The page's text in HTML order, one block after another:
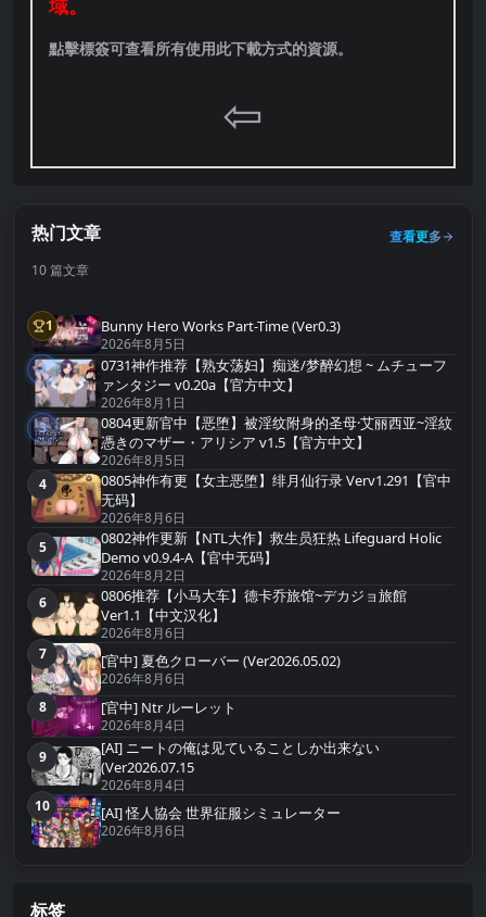
域。
點擊標簽可查看所有使用此下載方式的資源。
⇦
热门文章
查看更多
10 篇文章
第1名
1 Bunny Hero Works Part-Time (Ver0.3)
2026年8月5日
第2名
2
0731神作推荐【熟女荡妇】痴迷/梦醉幻想 ~ ムチューフ
ァンタジー v0.20a【官方中文】
2026年8月1日
第3名
3
0804更新官中【恶堕】被淫纹附身的圣母·艾丽西亚~淫紋
憑きのマザー・アリシア v1.5【官方中文】
2026年8月5日
第4名
4
0805神作有更【女主恶堕】绯月仙行录 Verv1.291【官中
无码】
2026年8月6日
第5名
5
0802神作更新【NTL大作】救生员狂热 Lifeguard Holic
Demo v0.9.4-A【官中无码】
2026年8月2日
第6名
6
0806推荐【小马大车】德卡乔旅馆~デカジョ旅館
Ver1.1【中文汉化】
2026年8月6日
第7名
7 [官中] 夏色クローバー (Ver2026.05.02)
2026年8月6日
第8名
8 [官中] Ntr ルーレット
2026年8月4日
第9名
9
[AI] ニートの俺は见ていることしか出来ない
(Ver2026.07.15
2026年8月4日
第10名
10 [AI] 怪人協会 世界征服シミュレーター
2026年8月6日
标签